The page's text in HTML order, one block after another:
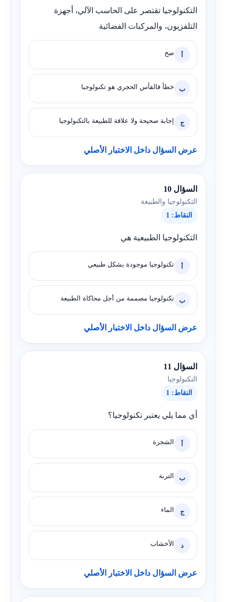
التكنولوجيا تقتصر على الحاسب الآلي، أجهزة
التلفزيون، والمركبات الفضائية
أ صح
ب خطأ فالفأس الحجري هو تكنولوجيا
ج إجابة صحيحة ولا علاقة للطبيعة بالتكنولوجيا
عرض السؤال داخل الاختبار الأصلي
السؤال 10
التكنولوجيا والطبيعة
النقاط: 1
التكنولوجيا الطبيعية هي
أ تكنولوجيا موجودة بشكل طبيعي
ب تكنولوجيا مصممة من أجل محاكاة الطبيعة
عرض السؤال داخل الاختبار الأصلي
السؤال 11
التكنولوجيا
النقاط: 1
أي مما يلي يعتبر تكنولوجيا؟
أ الشجرة
ب التربة
ج الماء
د الأخشاب
عرض السؤال داخل الاختبار الأصلي